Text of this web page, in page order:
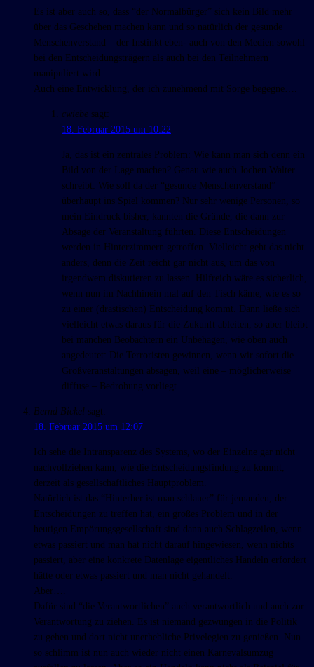
Es ist aber auch so, dass “der Normalbürger” sich kein Bild mehr
über das Geschehen machen kann und so natürlich der gesunde
Menschenverstand – der Instinkt eben- auch von den Medien sowohl
bei den Entscheidungsträgern als auch bei den Teilnehmern
manipuliert wird.
Auch eine Entwicklung, der ich zunehmend mit Sorge begegne….
cwiebe sagt:
18. Februar 2015 um 10:22
Ja, das ist ein zentrales Problem: Wie kann man sich denn ein
Bild von der Lage machen? Genau wie auch Jochen Walter
schreibt: Wie soll da der “gesunde Menschenverstand”
überhaupt ins Spiel kommen? Nur sehr wenige Personen, so
mein Eindruck bisher, kannten die Gründe, die dann zur
Absage der Veranstaltung führten. Diese Entscheidungen
werden in Hinterzimmern getroffen. Vielleicht geht das nicht
anders, denn die Zeit reicht gar nicht aus, um das von
irgendwem diskutieren zu lassen. Hilfreich wäre es sicherlich,
wenn nun im Nachhinein mal auf den Tisch käme, wie es so
zu einer (drastischen) Entscheidung kommt. Dann ließe sich
vielleicht etwas daraus für die Zukunft ableiten, so aber bleibt
bei manchen Beobachtern ein Unbehagen, wie oben auch
angedeutet: Die Terroristen gewinnen, wenn wir sofort die
Großveranstaltungen absagen, weil eine – möglicherweise
diffuse – Bedrohung vorliegt.
Bernd Bickel sagt:
18. Februar 2015 um 12:07
Ich sehe die Intransparenz des Systems, wo der Einzelne gar nicht
nachvollziehen kann, wie die Entscheidungsfindung zu kommt,
derzeit als gesellschaftliches Hauptproblem.
Natürlich ist das “Hinterher ist man schlauer” für jemanden, der
Entscheidungen zu treffen hat, ein großes Problem und in der
heutigen Empörungsgesellschaft sind dann auch Schlagzeilen, wenn
etwas passiert und man hat nicht darauf hingewiesen, wenn nichts
passiert, aber eine konkrete Datenlage eigentliches Handeln erfordert
hätte oder etwas passiert und man nicht gehandelt.
Aber….
Dafür sind “die Verantwortlichen” auch verantwortlich und auch zur
Verantwortung zu ziehen. Es ist niemand gezwungen in die Politik
zu gehen und dort nicht unerhebliche Privelegien zu genießen. Nun
so schlimm ist nun auch wieder nicht einen Karnevalsumzug